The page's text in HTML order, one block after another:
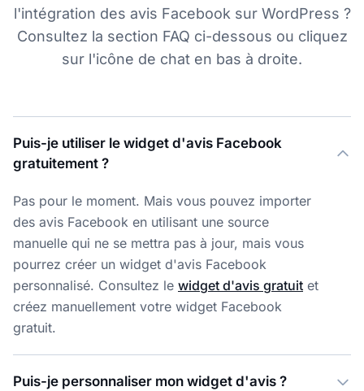
l'intégration des avis Facebook sur WordPress ?
Consultez la section FAQ ci-dessous ou cliquez
sur l'icône de chat en bas à droite.
Puis-je utiliser le widget d'avis Facebook
gratuitement ?
Pas pour le moment. Mais vous pouvez importer
des avis Facebook en utilisant une source
manuelle qui ne se mettra pas à jour, mais vous
pourrez créer un widget d'avis Facebook
personnalisé. Consultez le widget d'avis gratuit et
créez manuellement votre widget Facebook
gratuit.
Puis-je personnaliser mon widget d'avis ?